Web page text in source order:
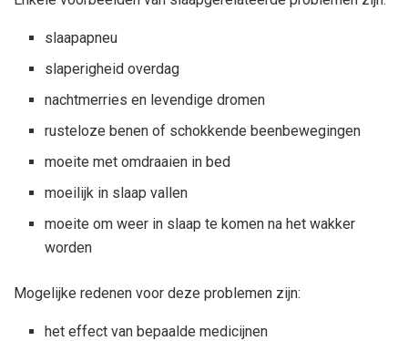
slaapapneu
slaperigheid overdag
nachtmerries en levendige dromen
rusteloze benen of schokkende beenbewegingen
moeite met omdraaien in bed
moeilijk in slaap vallen
moeite om weer in slaap te komen na het wakker
worden
Mogelijke redenen voor deze problemen zijn:
het effect van bepaalde medicijnen